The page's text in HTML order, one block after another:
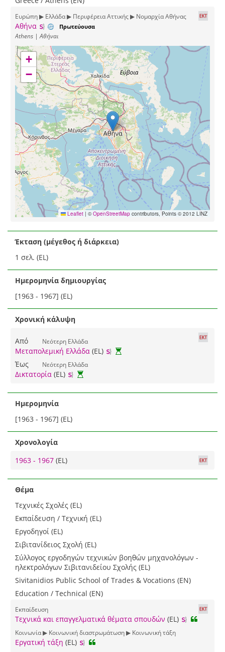
Ευρώπη ▶ Ελλάδα ▶ Περιφέρεια Αττικής ▶ Νομαρχία Αθήνας
Αθήνα Πρωτεύουσα
Athens | Αθήναι
+
−
Leaflet | © OpenStreetMap contributors, Points © 2012 LINZ
Έκταση (μέγεθος ή διάρκεια)
1 σελ. (EL)
Ημερομηνία δημιουργίας
[1963 - 1967] (EL)
Χρονική κάλυψη
Από Νεότερη Ελλάδα
Μεταπολεμική Ελλάδα (EL)
Έως
Νεότερη Ελλάδα
Δικτατορία (EL)
Ημερομηνία
[1963 - 1967] (EL)
Χρονολογία
1963 - 1967 (EL)
Θέμα
Τεχνικές Σχολές (EL)
Εκπαίδευση / Τεχνική (EL)
Εργοδηγοί (EL)
Σιβιτανίδειος Σχολή (EL)
Σύλλογος εργοδηγών τεχνικών βοηθών μηχανολόγων -
ηλεκτρολόγων Σιβιτανιδείου Σχολής (EL)
Sivitanidios Public School of Trades & Vocations (EN)
Education / Technical (EN)
Εκπαίδευση
Τεχνικά και επαγγελματικά θέματα σπουδών (EL)
Κοινωνία ▶ Κοινωνική διαστρωμάτωση ▶ Κοινωνική τάξη
Εργατική τάξη (EL)